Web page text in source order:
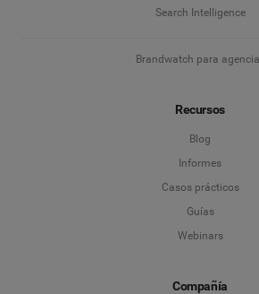
Search Intelligence
Brandwatch para
Recursos
Blog
Informes
Casos prácticos
Guías
Webinars
Compañía